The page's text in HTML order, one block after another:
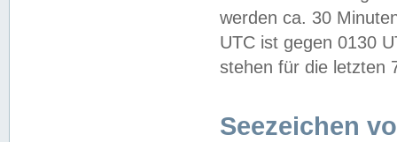
werden ca. 30
UTC ist gegen 0130
stehen für die letzten
Seezeichen